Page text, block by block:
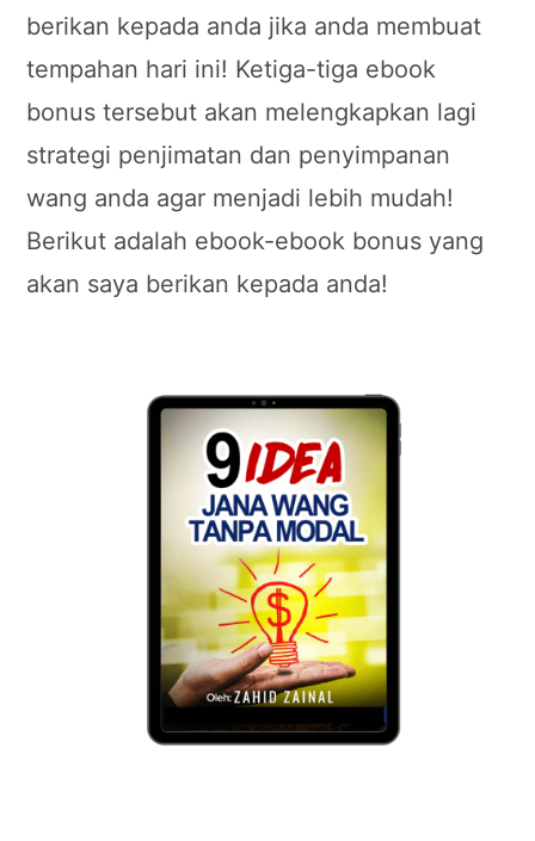
berikan kepada anda jika anda membuat
tempahan hari ini! Ketiga-tiga ebook
bonus tersebut akan melengkapkan lagi
strategi penjimatan dan penyimpanan
wang anda agar menjadi lebih mudah!
Berikut adalah ebook-ebook bonus yang
akan saya berikan kepada anda!